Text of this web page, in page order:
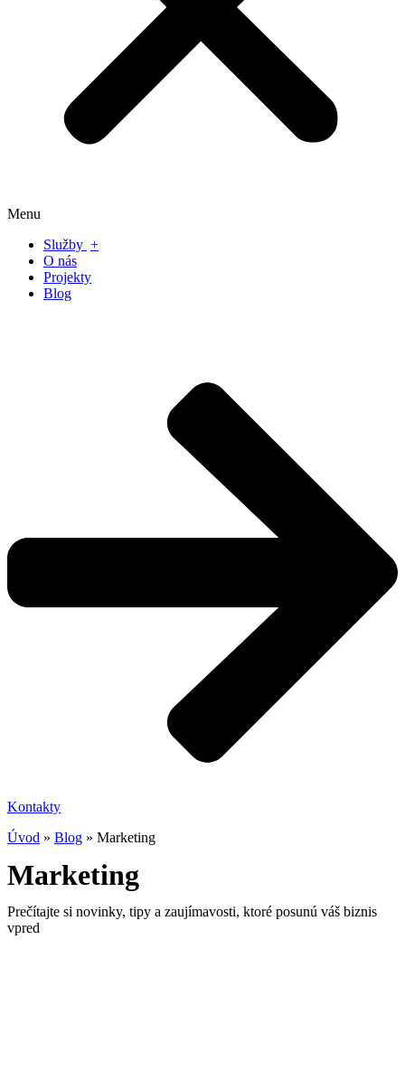
Menu
Služby +
O nás
Projekty
Blog
Kontakty
Úvod » Blog » Marketing
Marketing
Prečítajte si novinky, tipy a zaujímavosti, ktoré posunú váš biznis
vpred